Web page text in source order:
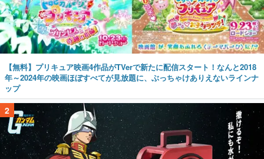
【無料】プリキュア映画4作品がTVerで新たに配信スタート！なんと2018
年～2024年の映画ほぼすべてが見放題に、ぶっちゃけありえないラインナ
ップ
2